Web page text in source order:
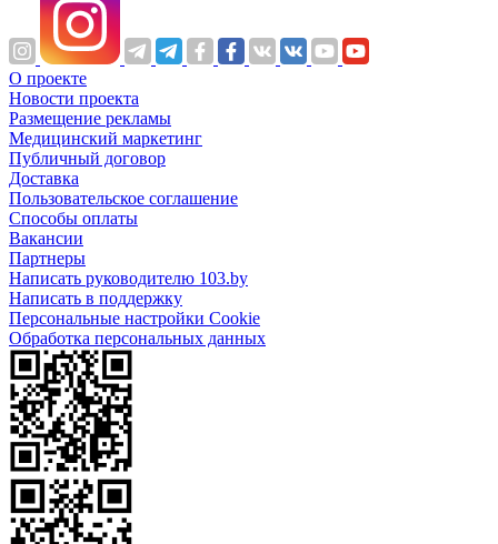
О проекте
Новости проекта
Размещение рекламы
Медицинский маркетинг
Публичный договор
Доставка
Пользовательское соглашение
Способы оплаты
Вакансии
Партнеры
Написать руководителю 103.by
Написать в поддержку
Персональные настройки Cookie
Обработка персональных данных